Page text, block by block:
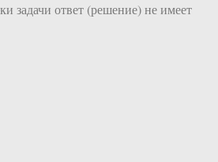
задачи ответ (решение) не имеет